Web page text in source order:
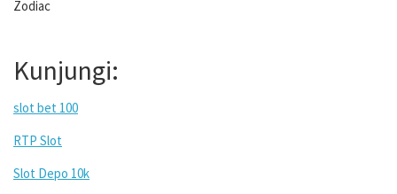
Zodiac
Kunjungi:
slot bet 100
RTP Slot
Slot Depo 10k